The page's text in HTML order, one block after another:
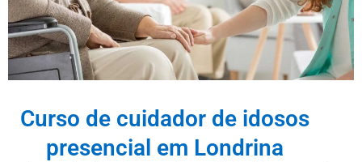
Curso de cuidador de idosos
presencial em Londrina